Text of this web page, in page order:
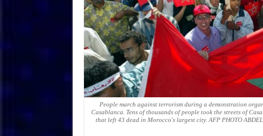
People march against terrorism during a demonstration
Casablanca. Tens of thousands of people took the streets of
that left 43 dead in Morocco's largest city. AFP PHOTO